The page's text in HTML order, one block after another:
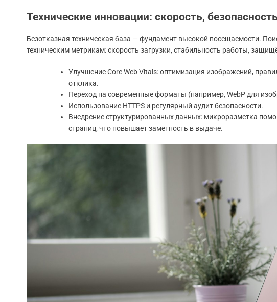
Технические инновации: скорость,
Безотказная техническая база — фундамент высокой посещаемости.
техническим метрикам: скорость загрузки, стабильность работы,
Улучшение Core Web Vitals: оптимизация изображений,
отклика.
Переход на современные форматы (например, WebP для
Использование HTTPS и регулярный аудит безопасности.
Внедрение структурированных данных: микроразметка
страниц, что повышает заметность в выдаче.